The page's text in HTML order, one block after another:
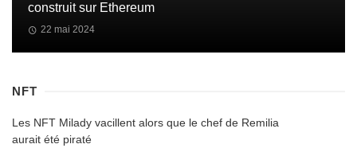
construit sur Ethereum
22 mai 2024
NFT
Les NFT Milady vacillent alors que le chef de Remilia
aurait été piraté